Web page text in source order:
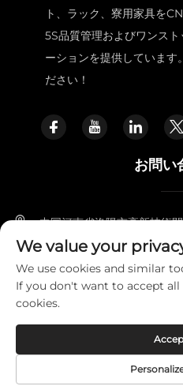
ト、ラック、寮用家具を
5S品質管理およびワンス
ーションを提供しています
ださい！
お問い
中国河南省洛陽市高新技術
+86-18338800729
[email protected]
Copyright © 2025 LUOYANG
EXPORT TRADING CO., LTD プラ
We value your
We use cookies and similar
If you don't want to accept all
cookies.